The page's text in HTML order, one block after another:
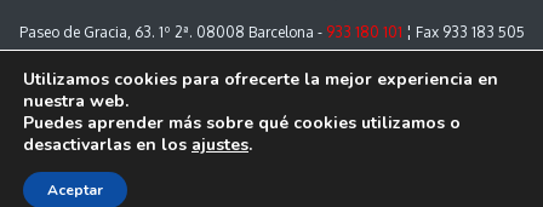
Paseo de Gracia, 63. 1º 2ª. 08008 Barcelona - 933 180 101 ¦ Fax 933 183 505
Utilizamos cookies para ofrecerte la mejor experiencia en
nuestra web.
Puedes aprender más sobre qué cookies utilizamos o
desactivarlas en los ajustes.
Aceptar